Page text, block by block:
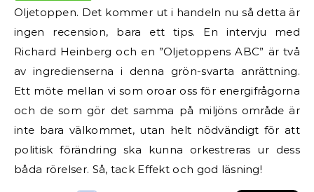
Oljetoppen. Det kommer ut i handeln nu så detta är
ingen recension, bara ett tips. En intervju med
Richard Heinberg och en ”Oljetoppens ABC” är två
av ingredienserna i denna grön-svarta anrättning.
Ett möte mellan vi som oroar oss för energifrågorna
och de som gör det samma på miljöns område är
inte bara välkommet, utan helt nödvändigt för att
politisk förändring ska kunna orkestreras ur dess
båda rörelser. Så, tack Effekt och god läsning!